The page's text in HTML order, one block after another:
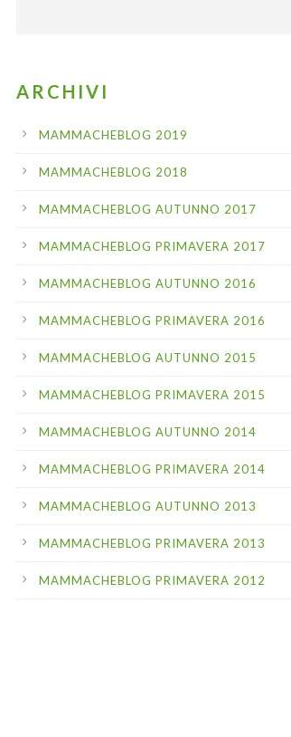
ARCHIVI
MAMMACHEBLOG 2019
MAMMACHEBLOG 2018
MAMMACHEBLOG AUTUNNO 2017
MAMMACHEBLOG PRIMAVERA 2017
MAMMACHEBLOG AUTUNNO 2016
MAMMACHEBLOG PRIMAVERA 2016
MAMMACHEBLOG AUTUNNO 2015
MAMMACHEBLOG PRIMAVERA 2015
MAMMACHEBLOG AUTUNNO 2014
MAMMACHEBLOG PRIMAVERA 2014
MAMMACHEBLOG AUTUNNO 2013
MAMMACHEBLOG PRIMAVERA 2013
MAMMACHEBLOG PRIMAVERA 2012